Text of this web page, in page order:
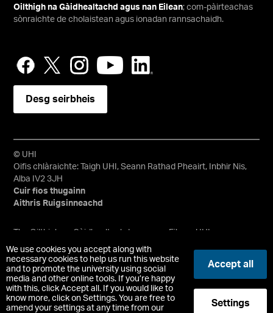
We use cookies you accept along with
necessary cookies to help us run this website
and to promote the university using social
media and other online tools. If you’re happy
with this, click Accept all. If you would like to
know more, click on Settings. You are free to
amend your settings at any time from our
Accept all
Settings
Oilthigh na Gàidhealtachd agus nan Eilean; com-pàirteachas
sònraichte de cholaistean agus ionadan rannsachaidh.
Desg seirbheis
© UHI
Oifis chlàraichte: Taigh UHI, Seann Rathad Pheairt, Inbhir Nis,
Alba IV2 3JH
Cuir fios thugainn
Aithris Ruigsinneachd
Tha Oilthigh na Gàidhealtachd agus nan Eilean, UHI, na
teirmichean sin sa Bheurla agus an suaicheantas bheanntan
agus uisge uile nan comharraidhean malairt agus/no nan
comharraidhean malairt clàraichte aig Oilthigh na
Gàidhealtachd agus nan Eilean. Chompanaidh earranta
clàraichte an Alba, Àir. 148203. Àireamh Charthannais
Albannaich Chlàraichte SC022228, Àireamh VAT 663990005.